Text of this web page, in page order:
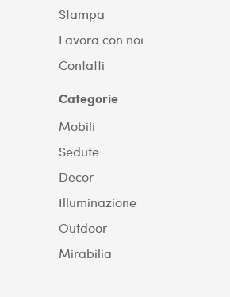
Stampa
Lavora con noi
Contatti
Categorie
Mobili
Sedute
Decor
Illuminazione
Outdoor
Mirabilia